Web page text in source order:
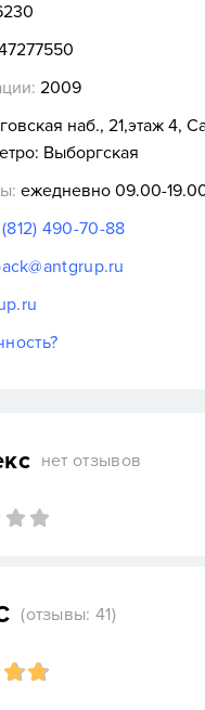
2009
наб., 21,этаж 4,
Выборгская
ежедневно 09.00-
490-70-88
нет отзывов
(отзывы: 41)